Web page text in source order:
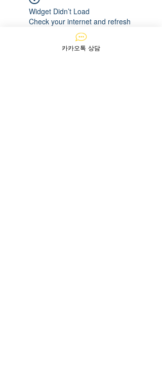
Widget Didn’t Load
Check your internet and refresh
If that doesn’t work, contact us.
카카오톡 상담